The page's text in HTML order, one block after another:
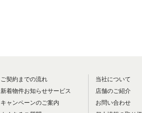
ご契約までの流れ
新着物件お知らせサービス
キャンペーンのご案内
当社について
店舗のご紹介
お問い合わせ